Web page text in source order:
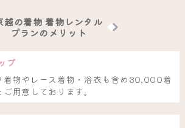
越の着物 着物レンタル
プランのメリット
プ
着物やレース着物・浴衣も含め30,000着
用意しております。